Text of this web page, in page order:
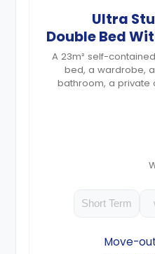
Ultra
Double Bed
A 23m² self-
bed, a wardrobe,
bathroom, a private
bar,
Short Term
Move-